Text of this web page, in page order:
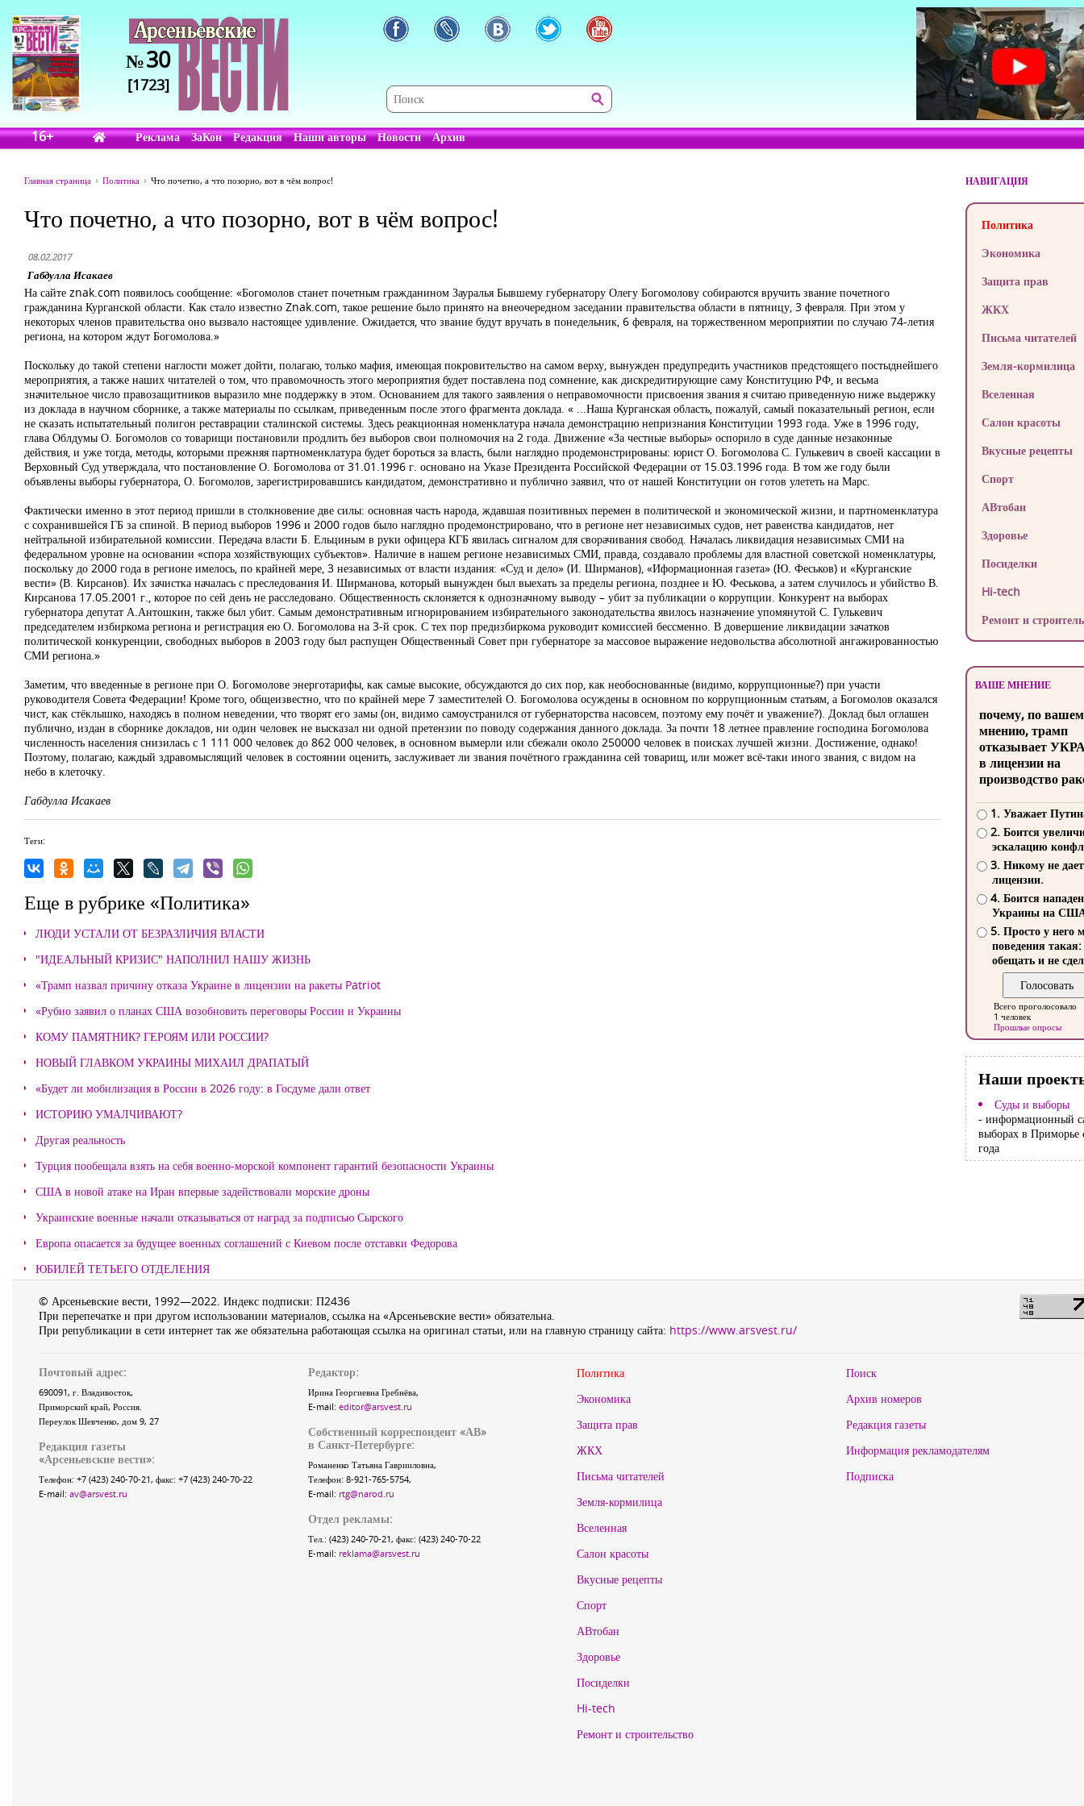
№30
[1723]
16+ Реклама ЗаКон Редакция Наши авторы Новости Архив
Главная страница Политика Что почетно, а что позорно, вот в чём вопрос!
Что почетно, а что позорно, вот в чём вопрос!
08.02.2017
Габдулла Исакаев
На сайте znak.com появилось сообщение: «Богомолов станет почетным гражданином Зауралья Бывшему губернатору Олегу Богомолову собираются вручить звание почетного
гражданина Курганской области. Как стало известно Znak.com, такое решение было принято на внеочередном заседании правительства области в пятницу, 3 февраля. При этом у
некоторых членов правительства оно вызвало настоящее удивление. Ожидается, что звание будут вручать в понедельник, 6 февраля, на торжественном мероприятии по случаю 74-летия
региона, на котором ждут Богомолова.»
Поскольку до такой степени наглости может дойти, полагаю, только мафия, имеющая покровительство на самом верху, вынужден предупредить участников предстоящего постыднейшего
мероприятия, а также наших читателей о том, что правомочность этого мероприятия будет поставлена под сомнение, как дискредитирующие саму Конституцию РФ, и весьма
значительное число правозащитников выразило мне поддержку в этом. Основанием для такого заявления о неправомочности присвоения звания я считаю приведенную ниже выдержку
из доклада в научном сборнике, а также материалы по ссылкам, приведенным после этого фрагмента доклада. « ...Наша Курганская область, пожалуй, самый показательный регион, если
не сказать испытательный полигон реставрации сталинской системы. Здесь реакционная номенклатура начала демонстрацию непризнания Конституции 1993 года. Уже в 1996 году,
глава Облдумы О. Богомолов со товарищи постановили продлить без выборов свои полномочия на 2 года. Движение «За честные выборы» оспорило в суде данные незаконные
действия, и уже тогда, методы, которыми прежняя партноменклатура будет бороться за власть, были наглядно продемонстрированы: юрист О. Богомолова С. Гулькевич в своей кассации в
Верховный Суд утверждала, что постановление О. Богомолова от 31.01.1996 г. основано на Указе Президента Российской Федерации от 15.03.1996 года. В том же году были
объявлены выборы губернатора, О. Богомолов, зарегистрировавшись кандидатом, демонстративно и публично заявил, что от нашей Конституции он готов улететь на Марс.
Фактически именно в этот период пришли в столкновение две силы: основная часть народа, ждавшая позитивных перемен в политической и экономической жизни, и партноменклатура
с сохранившейся ГБ за спиной. В период выборов 1996 и 2000 годов было наглядно продемонстрировано, что в регионе нет независимых судов, нет равенства кандидатов, нет
нейтральной избирательной комиссии. Передача власти Б. Ельциным в руки офицера КГБ явилась сигналом для сворачивания свобод. Началась ликвидация независимых СМИ на
федеральном уровне на основании «спора хозяйствующих субъектов». Наличие в нашем регионе независимых СМИ, правда, создавало проблемы для властной советской номенклатуры,
поскольку до 2000 года в регионе имелось, по крайней мере, 3 независимых от власти издания: «Суд и дело» (И. Ширманов), «Иформационная газета» (Ю. Феськов) и «Курганские
вести» (В. Кирсанов). Их зачистка началась с преследования И. Ширманова, который вынужден был выехать за пределы региона, позднее и Ю. Феськова, а затем случилось и убийство В.
Кирсанова 17.05.2001 г., которое по сей день не расследовано. Общественность склоняется к однозначному выводу – убит за публикации о коррупции. Конкурент на выборах
губернатора депутат А.Антошкин, также был убит. Самым демонстративным игнорированием избирательного законодательства явилось назначение упомянутой С. Гулькевич
председателем избиркома региона и регистрация ею О. Богомолова на 3-й срок. С тех пор предизбиркома руководит комиссией бессменно. В довершение ликвидации зачатков
политической конкуренции, свободных выборов в 2003 году был распущен Общественный Совет при губернаторе за массовое выражение недовольства абсолютной ангажированностью
СМИ региона.»
Заметим, что введенные в регионе при О. Богомолове энерготарифы, как самые высокие, обсуждаются до сих пор, как необоснованные (видимо, коррупционные?) при участи
руководителя Совета Федерации! Кроме того, общеизвестно, что по крайней мере 7 заместителей О. Богомолова осуждены в основном по коррупционным статьям, а Богомолов оказался
чист, как стёклышко, находясь в полном неведении, что творят его замы (он, видимо самоустранился от губернаторства насовсем, поэтому ему почёт и уважение?). Доклад был оглашен
публично, издан в сборнике докладов, ни один человек не высказал ни одной претензии по поводу содержания данного доклада. За почти 18 летнее правление господина Богомолова
численность населения снизилась с 1 111 000 человек до 862 000 человек, в основном вымерли или сбежали около 250000 человек в поисках лучшей жизни. Достижение, однако!
Поэтому, полагаю, каждый здравомыслящий человек в состоянии оценить, заслуживает ли звания почётного гражданина сей товарищ, или может всё-таки иного звания, с видом на
небо в клеточку.
Габдулла Исакаев
Теги:
Еще в рубрике «Политика»
ЛЮДИ УСТАЛИ ОТ БЕЗРАЗЛИЧИЯ ВЛАСТИ
"ИДЕАЛЬНЫЙ КРИЗИС" НАПОЛНИЛ НАШУ ЖИЗНЬ
«Трамп назвал причину отказа Украине в лицензии на ракеты Patriot
«Рубио заявил о планах США возобновить переговоры России и Украины
КОМУ ПАМЯТНИК? ГЕРОЯМ ИЛИ РОССИИ?
НОВЫЙ ГЛАВКОМ УКРАИНЫ МИХАИЛ ДРАПАТЫЙ
«Будет ли мобилизация в России в 2026 году: в Госдуме дали ответ
ИСТОРИЮ УМАЛЧИВАЮТ?
Другая реальность
Турция пообещала взять на себя военно-морской компонент гарантий безопасности Украины
США в новой атаке на Иран впервые задействовали морские дроны
Украинские военные начали отказываться от наград за подписью Сырского
Европа опасается за будущее военных соглашений с Киевом после отставки Федорова
ЮБИЛЕЙ ТЕТЬЕГО ОТДЕЛЕНИЯ
НАВИГАЦИЯ
Политика
Экономика
Защита прав
ЖКХ
Письма читателей
Земля-кормилица
Вселенная
Салон красоты
Вкусные рецепты
Спорт
АВтобан
Здоровье
Посиделки
Hi-tech
Ремонт и
ВАШЕ МНЕНИЕ
почему, по
мнению, трамп
отказывает
в лицензии на
производство
1. Уважает
2. Боится
эскалацию
3. Никому не
лицензии.
4. Боится
Украины на
5. Просто у него
поведения такая:
обещать и не
Всего проголосовало
1 человек
Прошлые опросы
Наши
Суды и выборы
- информационный
выборах в Приморье
года
© Арсеньевские вести, 1992—2022. Индекс подписки: П2436
При перепечатке и при другом использовании материалов, ссылка на «Арсеньевские вести» обязательна.
При републикации в сети интернет так же обязательна работающая ссылка на оригинал статьи, или на главную страницу сайта: https://www.arsvest.ru/
Почтовый адрес:
690091, г. Владивосток,
Приморский край, Россия.
Переулок Шевченко, дом 9, 27
Редакция газеты
«Арсеньевские вести»:
Телефон: +7 (423) 240-70-21, факс: +7 (423) 240-70-22
E-mail: av@arsvest.ru
Редактор:
Ирина Георгиевна Гребнёва,
E-mail: editor@arsvest.ru
Собственный корреспондент «АВ»
в Санкт-Петербурге:
Романенко Татьяна Гаврииловна,
Телефон: 8-921-765-5754,
E-mail: rtg@narod.ru
Отдел рекламы:
Тел.: (423) 240-70-21, факс: (423) 240-70-22
E-mail: reklama@arsvest.ru
Политика
Экономика
Защита прав
ЖКХ
Письма читателей
Земля-кормилица
Вселенная
Салон красоты
Вкусные рецепты
Спорт
АВтобан
Здоровье
Посиделки
Hi-tech
Ремонт и строительство
Поиск
Архив номеров
Редакция газеты
Информация рекламодателям
Подписка